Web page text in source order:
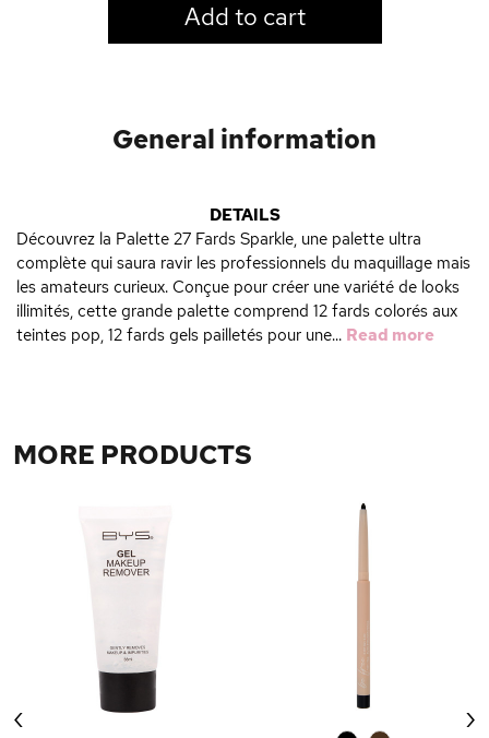
Add to cart
General information
DETAILS
Découvrez la Palette 27 Fards Sparkle, une palette ultra
complète qui saura ravir les professionnels du maquillage mais
les amateurs curieux. Conçue pour créer une variété de looks
illimités, cette grande palette comprend 12 fards colorés aux
teintes pop, 12 fards gels pailletés pour une... Read more
MORE PRODUCTS
‹ ›